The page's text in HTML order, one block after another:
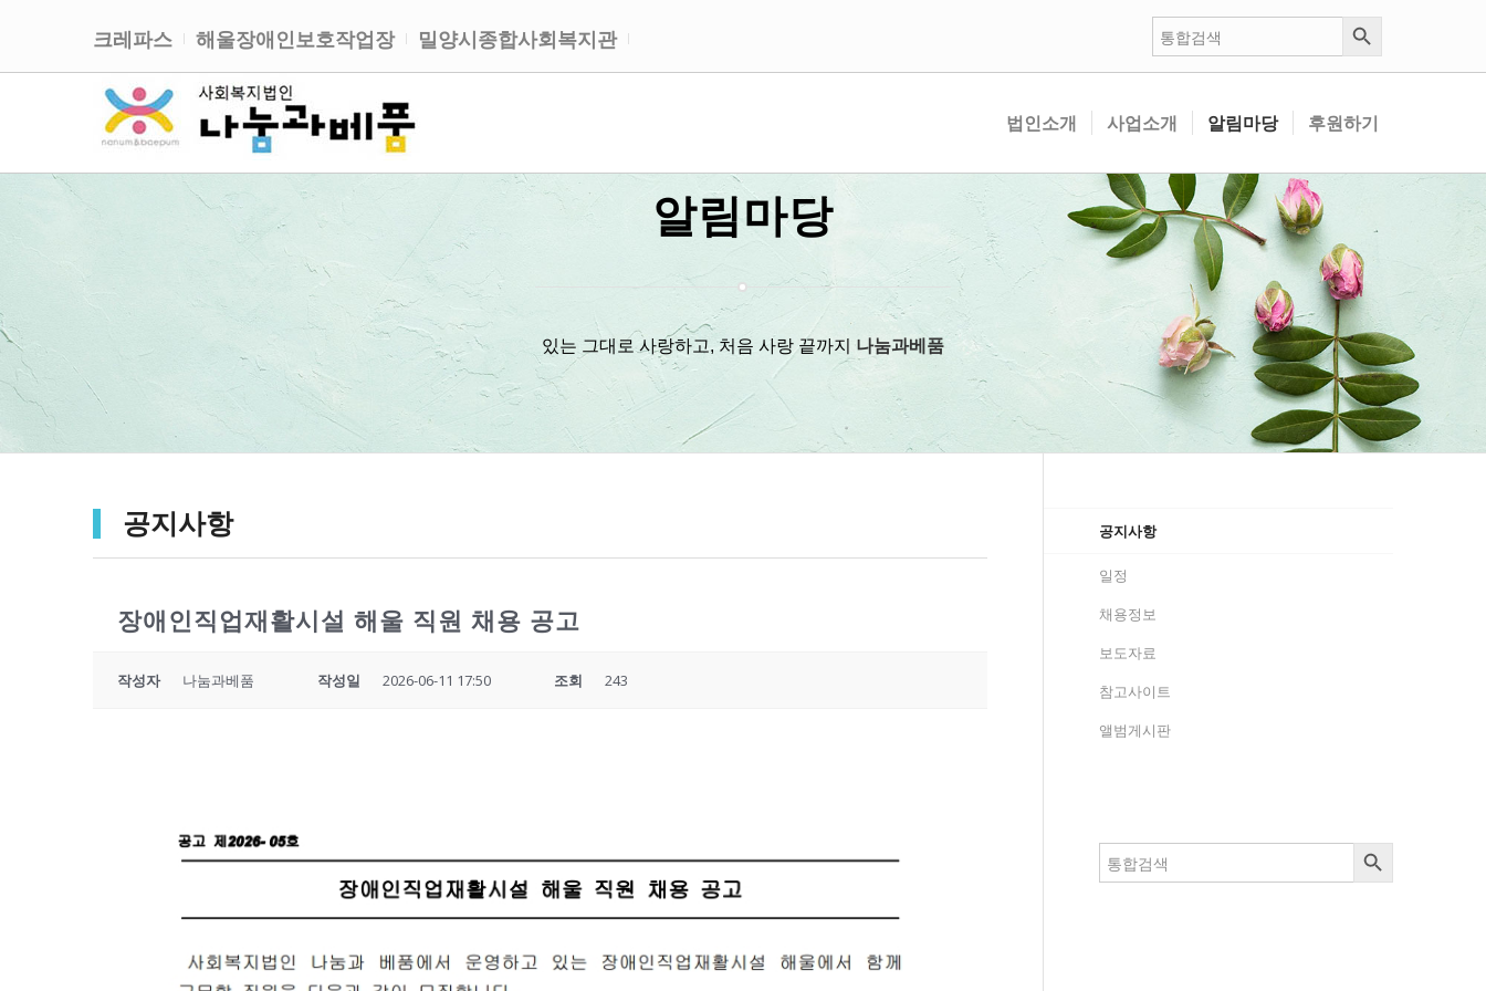
크레파스 해울장애인보호작업장 밀양시종합사회복지관
검
색:
검색 버튼
법인소개 사업소개 알림마당 후원하기
알림마당
있는 그대로 사랑하고, 처음 사랑 끝까지 나눔과베품
공지사항
장애인직업재활시설 해울 직원 채용 공고
작성자 나눔과베품 작성일 2026-06-11 17:50 조회 243
공지사항
일정
채용정보
보도자료
참고사이트
앨범게시판
검
색:
검색 버튼